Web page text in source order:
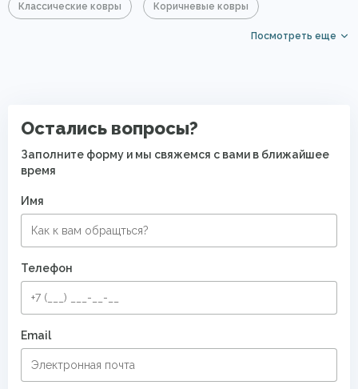
Классические ковры Коричневые ковры
Ковры с коротким ворсомПосмотреть еще
Остались вопросы?
Заполните форму и мы свяжемся с вами в ближайшее
время
Имя
Телефон
Email